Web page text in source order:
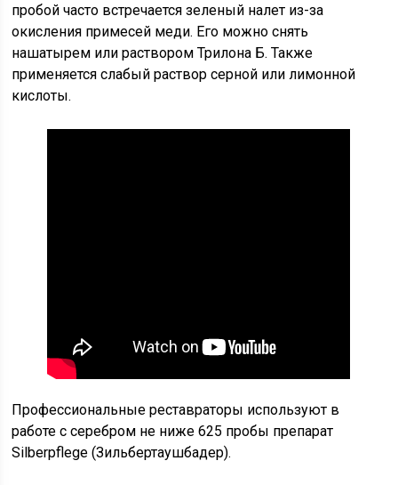
пробой часто встречается зеленый налет из-за
окисления примесей меди. Его можно снять
нашатырем или раствором Трилона Б. Также
применяется слабый раствор серной или лимонной
кислоты.
Профессиональные реставраторы используют в
работе с серебром не ниже 625 пробы препарат
Silberpflege (Зильбертаушбадер).